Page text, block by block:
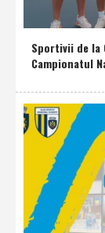
Sportivii de la
Campionatul